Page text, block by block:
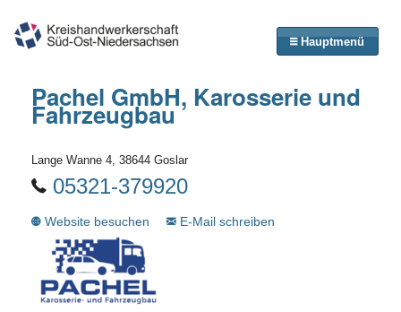
Hauptmenü
Pachel GmbH, Karosserie und
Fahrzeugbau
Lange Wanne 4, 38644 Goslar
05321-379920
Website besuchen E-Mail schreiben